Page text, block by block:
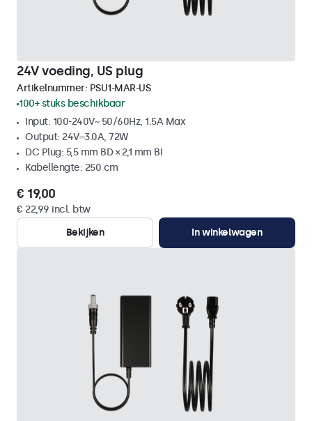
24V voeding, US plug
Artikelnummer: PSU1-MAR-US
100+ stuks beschikbaar
Input: 100-240V~ 50/60Hz, 1.5A Max
Output: 24V⎓3.0A, 72W
DC Plug: 5,5 mm BD × 2,1 mm BI
Kabellengte: 250 cm
€ 19,00
€ 22,99 incl. btw
Bekijken
In winkelwagen